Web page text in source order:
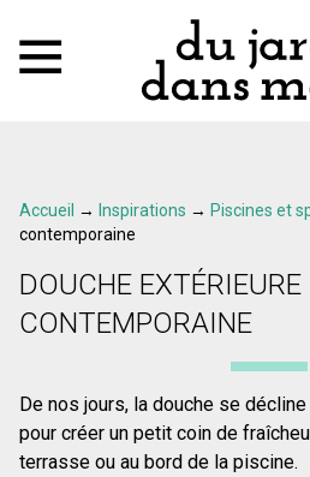
Accueil → Inspirations → Piscines et
contemporaine
DOUCHE EXTÉRIEURE
CONTEMPORAINE
De nos jours, la douche se
pour créer un petit coin de
terrasse ou au bord de la piscine.